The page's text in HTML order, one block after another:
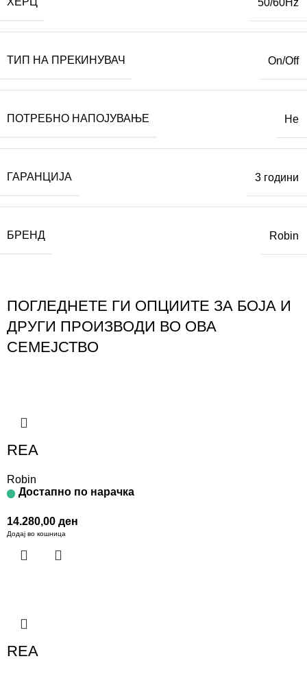
ТИП НА ПРЕКИНУВАЧ On/Off
ПОТРЕБНО НАПОЈУВАЊЕ Не
ГАРАНЦИЈА 3 години
БРЕНД Robin
ПОГЛЕДНЕТЕ ГИ ОПЦИИТЕ ЗА БОЈА И
ДРУГИ ПРОИЗВОДИ ВО ОВА
СЕМЕЈСТВО
REA
Robin
Достапно по нарачка
14.280,00 ден
Додај во кошница
REA